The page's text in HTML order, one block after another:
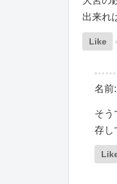
出来れ
Like
名前:
そう
存し